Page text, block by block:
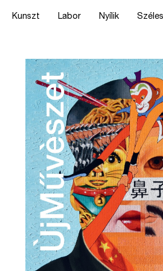
Kunszt Labor Nyílik